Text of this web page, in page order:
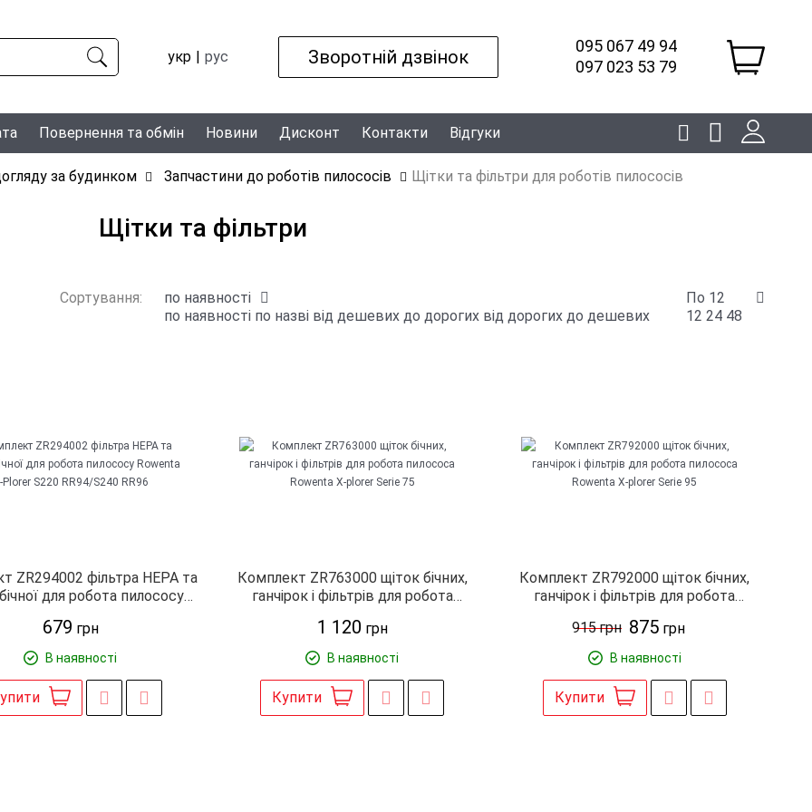
укр рус Зворотній дзвінок
095 067 49 94
097 023 53 79
Повернення та обмін Новини Дисконт Контакти Відгуки
за будинком Запчастини до роботів пилососів Щітки та фільтри для роботів пилососів
Щітки та фільтри
Сортування:
по наявності
по наявності по назві від дешевих до дорогих від дорогих до дешевих
По 12
12 24 48
ZR294002 фільтра HEPA та
для робота пилососу
RR96
679 грн
В наявності
Комплект ZR763000 щіток бічних,
ганчірок і фільтрів для робота
1 120 грн
В наявності
Купити
Комплект ZR792000 щіток бічних,
ганчірок і фільтрів для робота
915грн 875 грн
В наявності
Купити